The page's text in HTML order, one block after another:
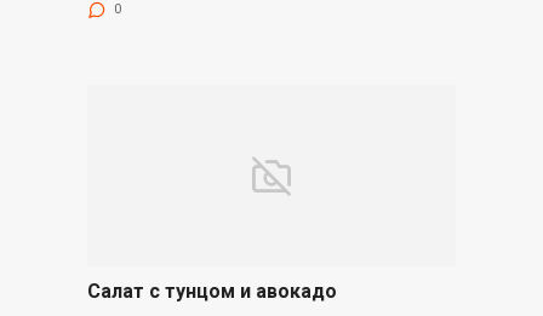
0
Салат с тунцом и авокадо